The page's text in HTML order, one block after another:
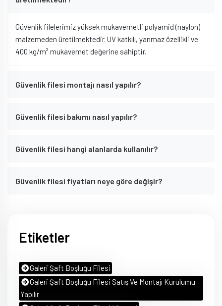
Güvenlik filelerimiz yüksek mukavemetli polyamid (naylon)
malzemeden üretilmektedir. UV katkılı, yanmaz özellikli ve
400 kg/m² mukavemet değerine sahiptir.
Güvenlik filesi montajı nasıl yapılır?
Güvenlik filesi bakımı nasıl yapılır?
Güvenlik filesi hangi alanlarda kullanılır?
Güvenlik filesi fiyatları neye göre değişir?
Etiketler
Galeri Şaft Boşluğu Filesi
Galeri Şaft Boşluğu Filesi Satış Ve Montajı Kurulumu
Yapılır